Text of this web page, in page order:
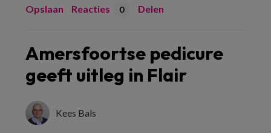
Opslaan Reacties 0 Delen
Amersfoortse pedicure
geeft uitleg in Flair
Kees Bals